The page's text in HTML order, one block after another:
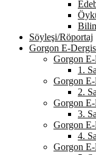
Söyleşi/Röportaj
Gorgon E-
Gorgon E-
1.
Gorgon E-
2.
Gorgon E-
3.
Gorgon E-
4.
Gorgon E-